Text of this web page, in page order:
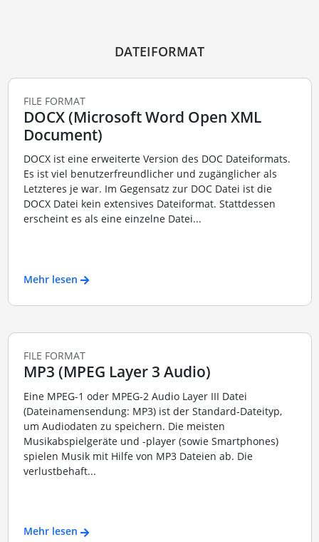
DATEIFORMAT
FILE FORMAT
DOCX (Microsoft Word Open XML
Document)
DOCX ist eine erweiterte Version des DOC Dateiformats.
Es ist viel benutzerfreundlicher und zugänglicher als
Letzteres je war. Im Gegensatz zur DOC Datei ist die
DOCX Datei kein extensives Dateiformat. Stattdessen
erscheint es als eine einzelne Datei...
Mehr lesen
FILE FORMAT
MP3 (MPEG Layer 3 Audio)
Eine MPEG-1 oder MPEG-2 Audio Layer III Datei
(Dateinamensendung: MP3) ist der Standard-Dateityp,
um Audiodaten zu speichern. Die meisten
Musikabspielgeräte und -player (sowie Smartphones)
spielen Musik mit Hilfe von MP3 Dateien ab. Die
verlustbehaft...
Mehr lesen